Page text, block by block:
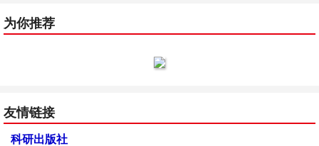
为你推荐
友情链接
科研出版社